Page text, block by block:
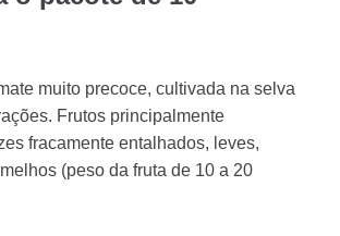
muito precoce, cultivada na selva
Frutos principalmente
fracamente entalhados, leves,
(peso da fruta de 10 a 20